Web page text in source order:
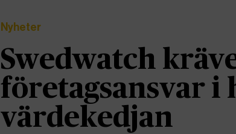
Nyheter
Swedwatch
företagsansvar i
värdekedjan